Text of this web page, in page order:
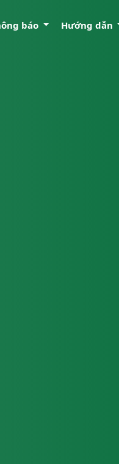
báo Hướng dẫn